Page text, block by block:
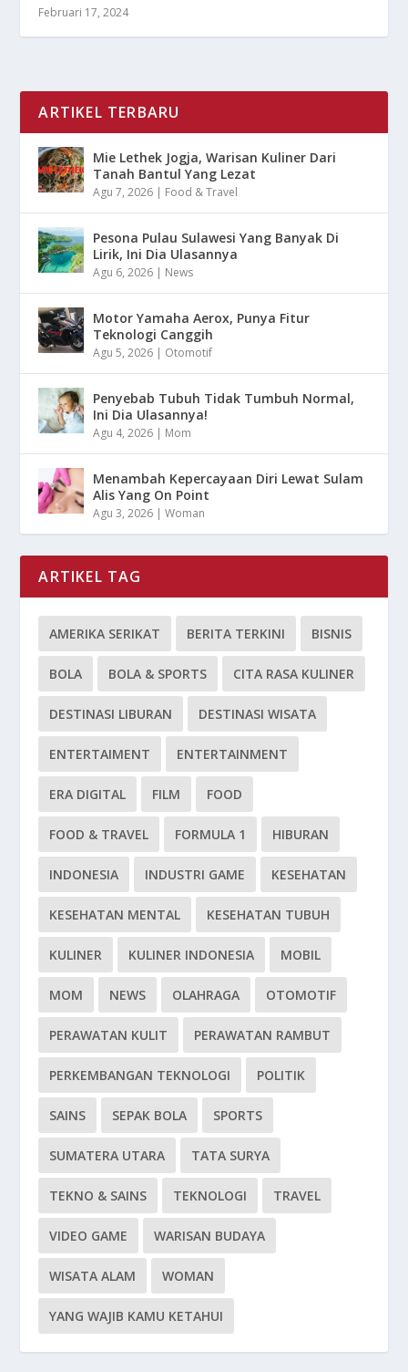
Februari 17, 2024
ARTIKEL TERBARU
Mie Lethek Jogja, Warisan Kuliner Dari
Tanah Bantul Yang Lezat
Agu 7, 2026 | Food & Travel
Pesona Pulau Sulawesi Yang Banyak Di
Lirik, Ini Dia Ulasannya
Agu 6, 2026 | News
Motor Yamaha Aerox, Punya Fitur
Teknologi Canggih
Agu 5, 2026 | Otomotif
Penyebab Tubuh Tidak Tumbuh Normal,
Ini Dia Ulasannya!
Agu 4, 2026 | Mom
Menambah Kepercayaan Diri Lewat Sulam
Alis Yang On Point
Agu 3, 2026 |Woman
ARTIKEL TAG
AMERIKA SERIKAT BERITA TERKINI BISNIS
BOLA BOLA & SPORTS CITA RASA KULINER
DESTINASI LIBURAN DESTINASI WISATA
ENTERTAIMENT ENTERTAINMENT
ERA DIGITAL FILM FOOD
FOOD & TRAVEL FORMULA 1 HIBURAN
INDONESIA INDUSTRI GAME KESEHATAN
KESEHATAN MENTAL KESEHATAN TUBUH
KULINER KULINER INDONESIA MOBIL
MOM NEWS OLAHRAGA OTOMOTIF
PERAWATAN KULIT PERAWATAN RAMBUT
PERKEMBANGAN TEKNOLOGI POLITIK
SAINS SEPAK BOLA SPORTS
SUMATERA UTARA TATA SURYA
TEKNO & SAINS TEKNOLOGI TRAVEL
VIDEO GAME WARISAN BUDAYA
WISATA ALAM WOMAN
YANG WAJIB KAMU KETAHUI